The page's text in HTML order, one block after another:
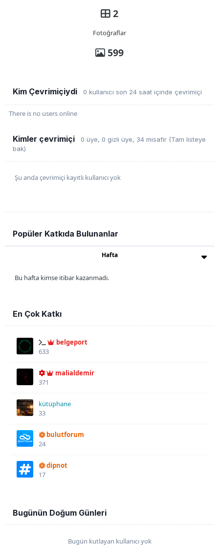
2
Fotoğraflar
599
Kim Çevrimiçiydi 0 kullanıcı son 24 saat içinde çevrimiçi
There is no users online
Kimler çevrimiçi 0 üye, 0 gizli üye, 34 misafir (Tam listeye
bak)
Şu anda çevrimiçi kayıtlı kullanıcı yok
Popüler Katkıda Bulunanlar
Hafta
Bu hafta kimse itibar kazanmadı.
En Çok Katkı
belgeport
633
malialdemir
371
kütüphane
33
bulutforum
24
dipnot
17
Bugünün Doğum Günleri
Bugün kutlayan kullanıcı yok